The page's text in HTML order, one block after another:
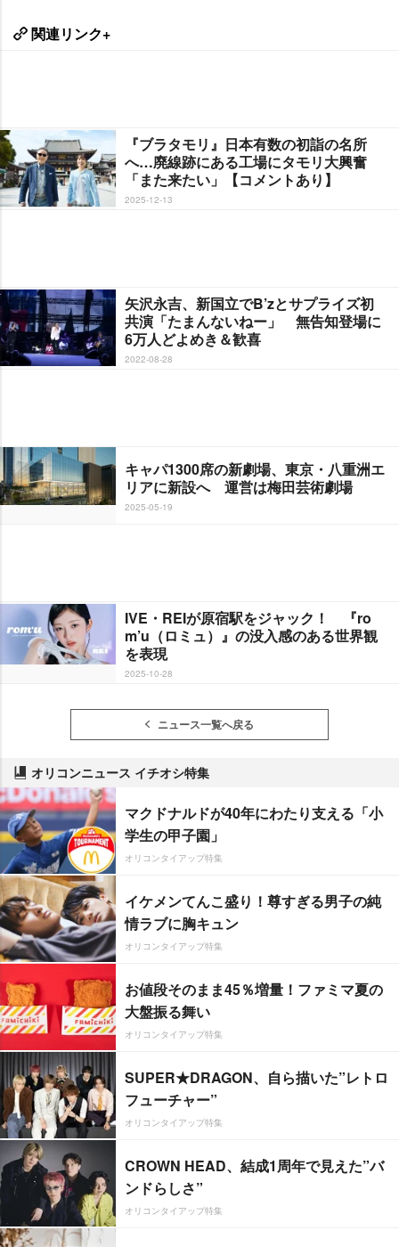
関連リンク+
『ブラタモリ』日本有数の初詣の名所
へ…廃線跡にある工場にタモリ大興奮
「また来たい」【コメントあり】
2025-12-13
矢沢永吉、新国立でB’zとサプライズ初
共演「たまんないねー」 無告知登場に
6万人どよめき＆歓喜
2022-08-28
キャパ1300席の新劇場、東京・八重洲エ
リアに新設へ 運営は梅田芸術劇場
2025-05-19
IVE・REIが原宿駅をジャック！ 『ro
m’u（ロミュ）』の没入感のある世界観
を表現
2025-10-28
ニュース一覧へ戻る
オリコンニュース イチオシ特集
マクドナルドが40年にわたり支える「小
学生の甲子園」
オリコンタイアップ特集
イケメンてんこ盛り！尊すぎる男子の純
情ラブに胸キュン
オリコンタイアップ特集
お値段そのまま45％増量！ファミマ夏の
大盤振る舞い
オリコンタイアップ特集
SUPER★DRAGON、自ら描いた”レトロ
フューチャー”
オリコンタイアップ特集
CROWN HEAD、結成1周年で見えた”バ
ンドらしさ”
オリコンタイアップ特集